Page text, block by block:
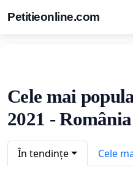
Petitieonline.com
Cele mai
2021 - România
În tendințe Cele